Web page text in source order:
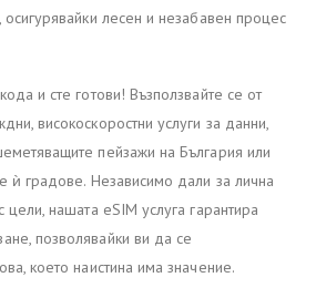
осигурявайки лесен и незабавен процес
и сте готови! Възползвайте се от
високоскоростни услуги за данни,
пейзажи на България или
ѝ градове. Независимо дали за лична
нашата eSIM услуга гарантира
позволявайки ви да се
което наистина има значение.